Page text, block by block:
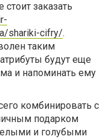
заказать
shariki-cifry/.
таким
будут еще
и напоминать ему
комбинировать с
подарком
и голубыми